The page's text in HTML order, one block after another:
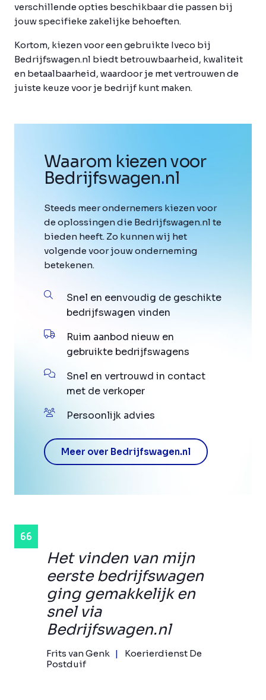
verschillende opties beschikbaar die passen bij
jouw specifieke zakelijke behoeften.
Kortom, kiezen voor een gebruikte Iveco bij
Bedrijfswagen.nl biedt betrouwbaarheid, kwaliteit
en betaalbaarheid, waardoor je met vertrouwen de
juiste keuze voor je bedrijf kunt maken.
Het vinden van mijn
eerste bedrijfswagen
ging gemakkelijk en
snel via
Bedrijfswagen.nl
Frits van Genk
Koerierdienst De
Postduif
Waarom kiezen voor
Bedrijfswagen.nl
Steeds meer ondernemers kiezen voor
de oplossingen die Bedrijfswagen.nl te
bieden heeft. Zo kunnen wij het
volgende voor jouw onderneming
betekenen.
Snel en eenvoudig de geschikte
bedrijfswagen vinden
Ruim aanbod nieuw en
gebruikte bedrijfswagens
Snel en vertrouwd in contact
met de verkoper
Persoonlijk advies
Meer over Bedrijfswagen.nl